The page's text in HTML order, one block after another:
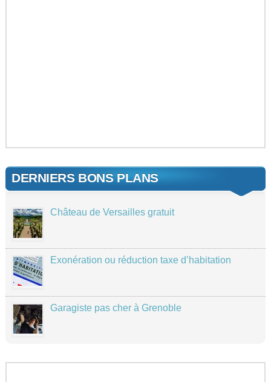
DERNIERS BONS PLANS
Château de Versailles gratuit
Exonération ou réduction taxe d’habitation
Garagiste pas cher à Grenoble